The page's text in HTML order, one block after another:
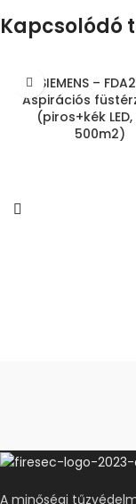
Kapcsolódó
SIEMENS –
Aspirációs
(piros+kék
500m2)
A minőségi